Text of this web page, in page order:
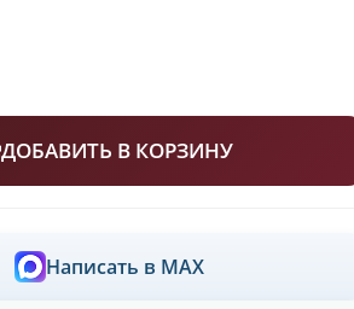
ДОБАВИТЬ В КОРЗИНУ
Написать в MAX